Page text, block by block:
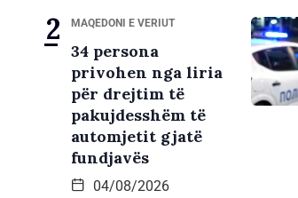
MAQEDONI E VERIUT
34 persona
privohen nga liria
për drejtim të
pakujdesshëm të
automjetit gjatë
fundjavës
04/08/2026